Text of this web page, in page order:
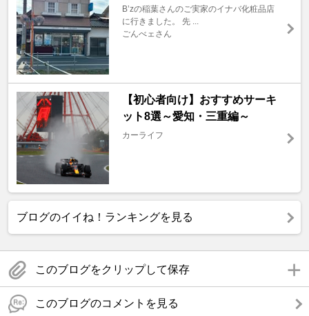
B’zの稲葉さんのご実家のイナバ化粧品店
に行きました。 先 ...
ごんべェさん
【初心者向け】おすすめサーキ
ット8選～愛知・三重編～
カーライフ
ブログのイイね！ランキングを見る
このブログをクリップして保存
このブログのコメントを見る